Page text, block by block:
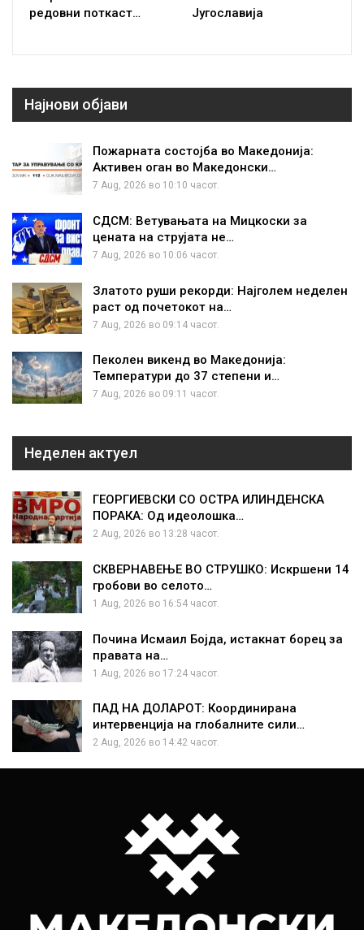
редовни поткаст…
Југославија
Најнови објави
Пожарната состојба во Македонија:
Активен оган во Македонски…
7 Aug, 2026 во 10:10 часот.
СДСМ: Ветувањата на Мицкоски за
цената на струјата не…
7 Aug, 2026 во 10:06 часот.
Златото руши рекорди: Најголем неделен
раст од почетокот на…
7 Aug, 2026 во 09:14 часот.
Пеколен викенд во Македонија:
Температури до 37 степени и…
7 Aug, 2026 во 09:11 часот.
Неделен актуел
ГЕОРГИЕВСКИ СО ОСТРА ИЛИНДЕНСКА
ПОРАКА: Од идеолошка…
2 Aug, 2026 во 13:28 часот.
СКВЕРНАВЕЊЕ ВО СТРУШКО: Искршени 14
гробови во селото…
1 Aug, 2026 во 16:54 часот.
Почина Исмаил Бојда, истакнат борец за
правата на…
1 Aug, 2026 во 17:24 часот.
ПАД НА ДОЛАРОТ: Координирана
интервенција на глобалните сили…
2 Aug, 2026 во 14:42 часот.